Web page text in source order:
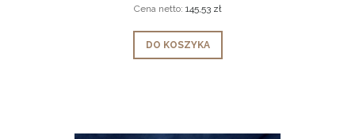
Cena netto: 145,53 zł
DO KOSZYKA